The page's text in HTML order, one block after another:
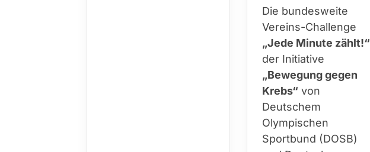
Die bundesweite
Vereins-Challenge
„Jede Minute zählt!“
der Initiative
„Bewegung gegen
Krebs“ von
Deutschem
Olympischen
Sportbund (DOSB)